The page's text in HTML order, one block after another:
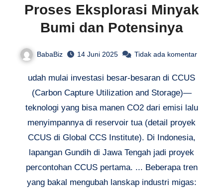
Proses Eksplorasi Minyak
Bumi dan Potensinya
BabaBiz 14 Juni 2025 Tidak ada komentar
udah mulai investasi besar-besaran di CCUS
(Carbon Capture Utilization and Storage)—
teknologi yang bisa manen CO2 dari emisi lalu
menyimpannya di reservoir tua (detail proyek
CCUS di Global CCS Institute). Di Indonesia,
lapangan Gundih di Jawa Tengah jadi proyek
percontohan CCUS pertama. ... Beberapa tren
yang bakal mengubah lanskap industri migas: